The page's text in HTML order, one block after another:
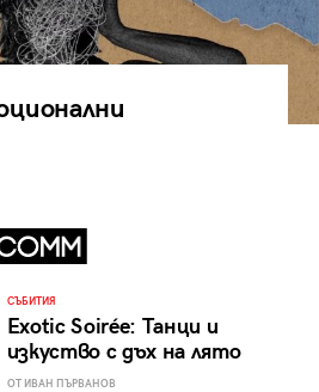
СЪБИТИЯ
Exotic Soirée: Танци и
изкуство с дъх на лято
ОТ ИВАН ПЪРВАНОВ